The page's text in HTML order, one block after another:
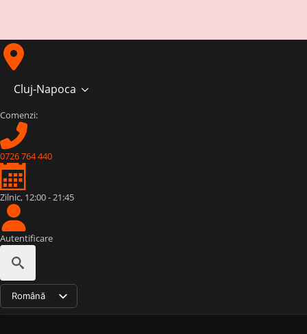
Cluj-Napoca
Comenzi:
0726 764 440
Zilnic, 12:00 - 21:45
Autentificare
Search
for:
Română